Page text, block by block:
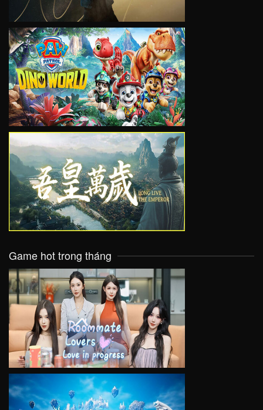
VIEW
VIEW
Game hot trong tháng
VIEW